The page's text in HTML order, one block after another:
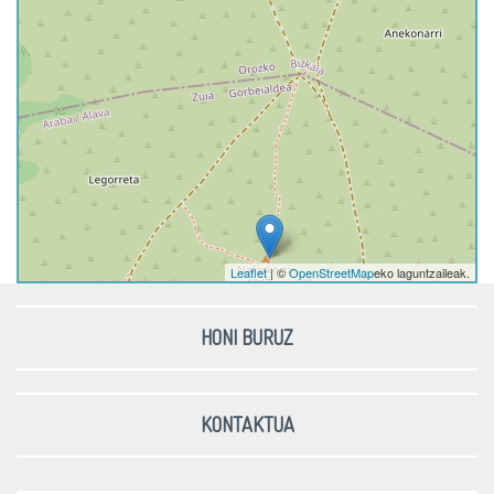
Leaflet| ©OpenStreetMapeko laguntzaileak.
HONI BURUZ
KONTAKTUA